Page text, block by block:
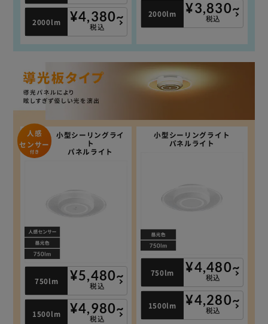
2000lm ¥4,380~
税込
2000lm ¥3,830~
税込
人感
センサー
付き
小型シーリングライ
ト
パネルライト
750lm ¥5,480~
税込
1500lm ¥4,980~
税込
小型シーリングライト
パネルライト
750lm ¥4,480~
税込
1500lm ¥4,280~
税込